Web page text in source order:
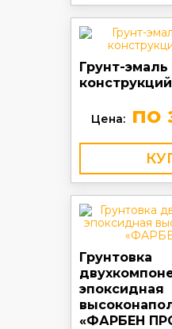
Грунт-
Цена:по
Грунтовка
эпоксидная
«ФАРБЕН